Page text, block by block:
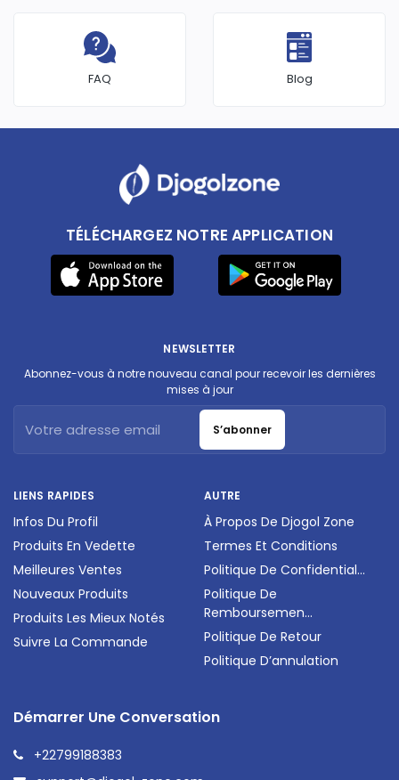
FAQ Blog
TÉLÉCHARGEZ NOTRE APPLICATION
LIENS RAPIDES
Infos Du Profil
Produits En Vedette
Meilleures Ventes
Nouveaux Produits
Produits Les Mieux Notés
Suivre La Commande
AUTRE
À Propos De Djogol Zone
Termes Et Conditions
Politique De Confidential...
Politique De
Remboursemen...
Politique De Retour
Politique D’annulation
NEWSLETTER
Abonnez-vous à notre nouveau canal pour recevoir les dernières
mises à jour
S’abonner
Démarrer Une Conversation
+22799188383